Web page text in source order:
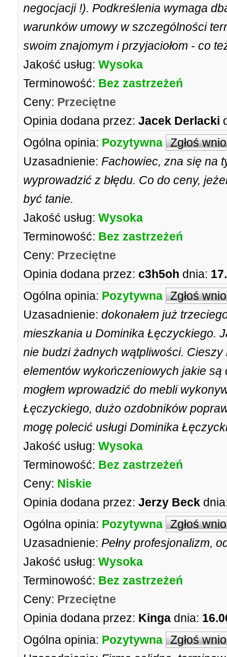
negocjacji !). Podkreślenia wymaga
warunków umowy w szczególności
swoim znajomym i przyjaciołom - co
Jakość usług: Wysoka
Terminowość: Bez zastrzeżeń
Ceny: Przeciętne
Opinia dodana przez: Jacek Derlacki
Ogólna opinia: Pozytywna Zgłoś
Uzasadnienie: Fachowiec, zna się na
wyprowadzić z błędu. Co do ceny,
być tanie.
Jakość usług: Wysoka
Terminowość: Bez zastrzeżeń
Ceny: Przeciętne
Opinia dodana przez: c3h5oh dnia:
Ogólna opinia: Pozytywna Zgłoś
Uzasadnienie: dokonałem już
mieszkania u Dominika Łęczyckiego.
nie budzi żadnych wątpliwości.
elementów wykończeniowych jakie
mogłem wprowadzić do mebli
Łęczyckiego, dużo ozdobników
mogę polecić usługi Dominika
Jakość usług: Wysoka
Terminowość: Bez zastrzeżeń
Ceny: Niskie
Opinia dodana przez: Jerzy Beck
Ogólna opinia: Pozytywna Zgłoś
Uzasadnienie: Pełny profesjonalizm,
Jakość usług: Wysoka
Terminowość: Bez zastrzeżeń
Ceny: Przeciętne
Opinia dodana przez: Kinga dnia:
Ogólna opinia: Pozytywna Zgłoś